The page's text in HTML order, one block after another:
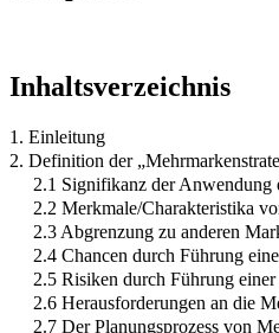
Inhaltsverzeichnis
1. Einleitung
2. Definition der
2.1 Signifikanz der Anwendung
2.2 Merkmale/Charakteristika
2.3 Abgrenzung zu anderen
2.4 Chancen durch Führung
2.5 Risiken durch Führung
2.6 Herausforderungen an die
2.7 Der Planungsprozess von